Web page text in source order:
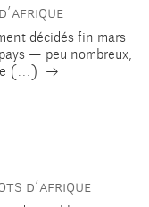
décidés fin mars
— peu nombreux,
(…) →
d’afrique